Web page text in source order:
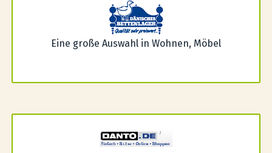
Eine große Auswahl in Wohnen, Möbel